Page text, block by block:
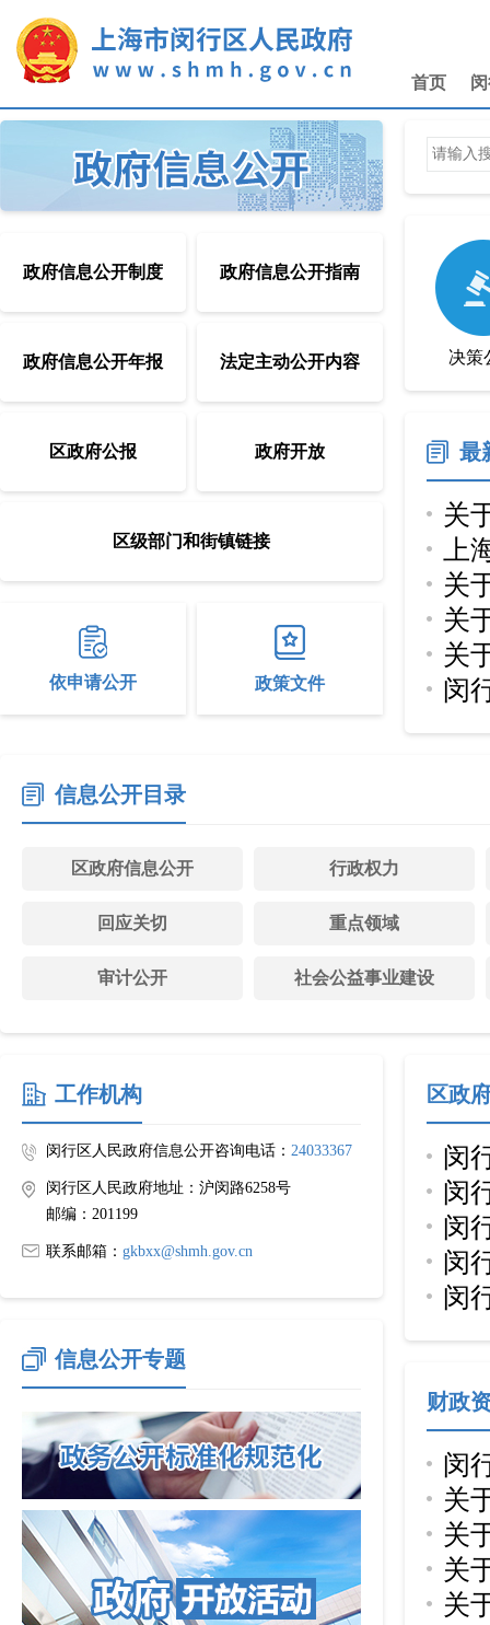
首页
政府信息公开制度 政府信息公开指南
政府信息公开年报 法定主动公开内容
区政府公报 政府开放
区级部门和街镇链接
依申请公开 政策文件
决策
最
关
展上
监
关
公
关
定
关
定
闵
规
信息公开目录
区政府信息公开 行政权力
回应关切 重点领域
审计公开 社会公益事业建设
工作机构
闵行区人民政府信息公开咨询电话： 24033367
闵行区人民政府地址：沪闵路6258号
邮编：201199
联系邮箱： gkbxx@shmh.gov.cn
信息公开专题
区政
闵
规
闵
划
闵
划
闵
行
闵
划
财政
闵
业
关
知
关
知
关
知
关